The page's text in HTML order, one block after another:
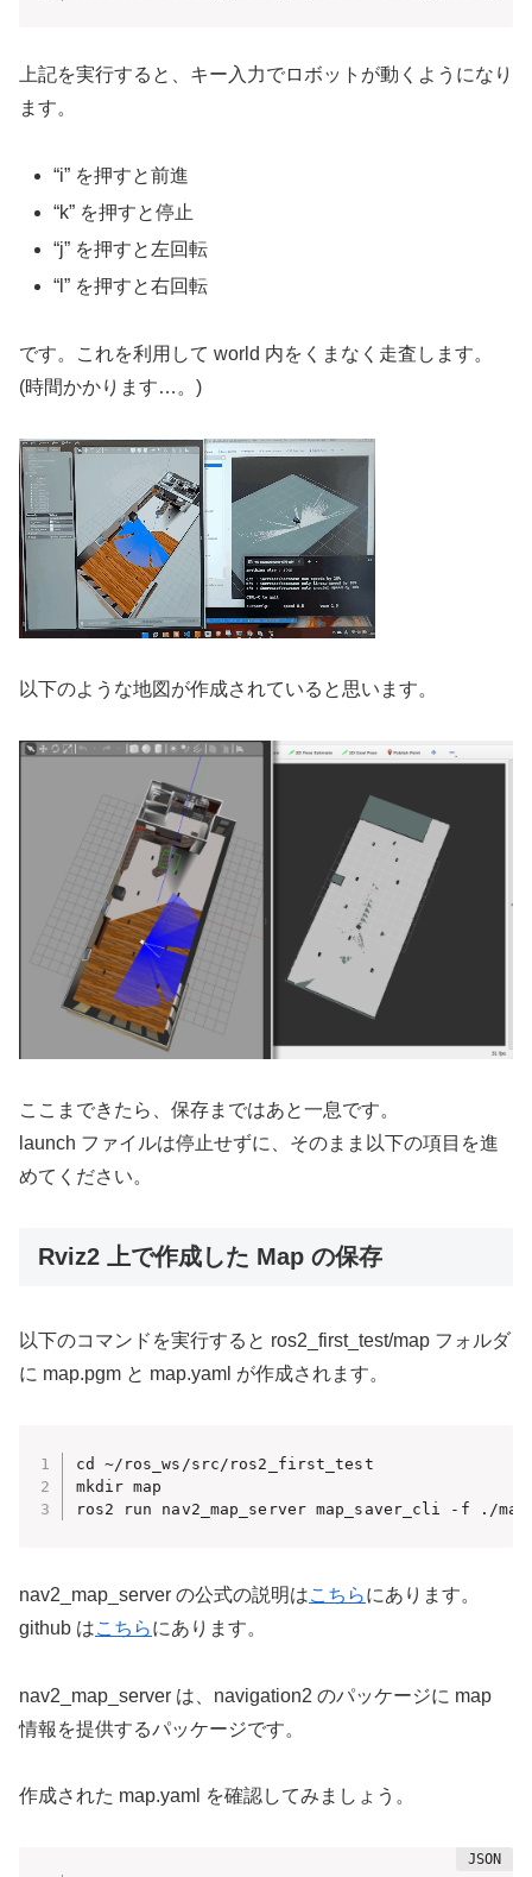
上記を実行すると、キー入力でロボットが動くようになり
ます。
“i” を押すと前進
“k” を押すと停止
“j” を押すと左回転
“l” を押すと右回転
です。これを利用して world 内をくまなく走査します。
(時間かかります…。)
以下のような地図が作成されていると思います。
ここまできたら、保存まではあと一息です。
launch ファイルは停止せずに、そのまま以下の項目を進
めてください。
Rviz2 上で作成した Map の保存
以下のコマンドを実行すると ros2_first_test/map フォルダ
に map.pgm と map.yaml が作成されます。
cd ~/ros_ws/src/ros2_first_test
mkdir map
ros2 run nav2_map_server map_saver_cli -f ./map
nav2_map_server の公式の説明はこちらにあります。
github はこちらにあります。
nav2_map_server は、navigation2 のパッケージに map
情報を提供するパッケージです。
作成された map.yaml を確認してみましょう。